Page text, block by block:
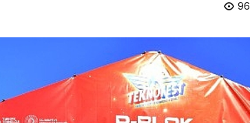
96
Teknoloji
Uygulamalar yerini yapay